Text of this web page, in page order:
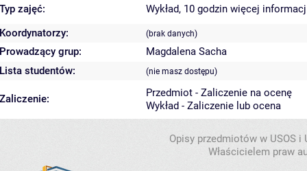
Typ zajęć:
Wykład, 10 godzin więcej
Koordynatorzy:
(brak danych)
Prowadzący grup:
Magdalena Sacha
Lista studentów:
(nie masz dostępu)
Zaliczenie:
Przedmiot - Zaliczenie na ocenę
Wykład - Zaliczenie lub ocena
Opisy przedmiotów w USOS
Właścicielem praw